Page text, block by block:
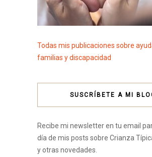
Todas mis publicaciones sobre
familias y discapacidad
SUSCRÍBETE A MI
Recibe mi newsletter en tu email
día de mis posts sobre Crianza
y otras novedades.